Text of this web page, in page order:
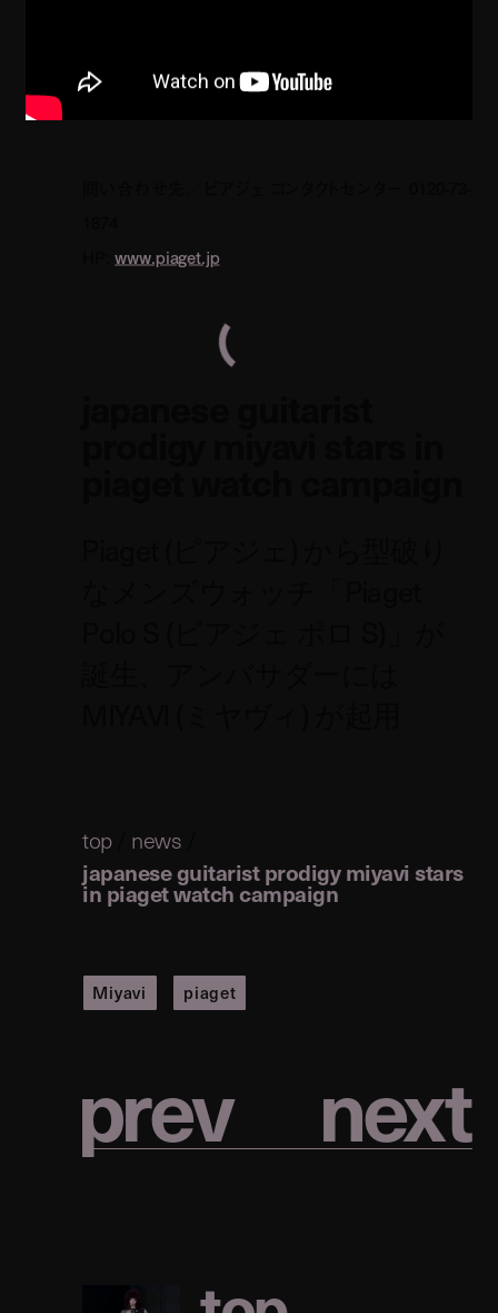
HP:www.piaget.jp
top/ news
japanese guitarist prodigy miyavi stars
in piaget watch campaign
Miyavi piaget
prev next